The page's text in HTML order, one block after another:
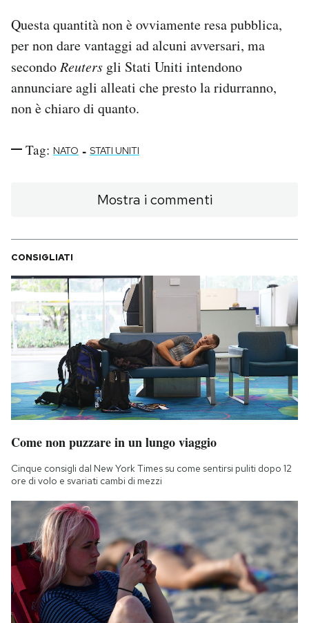
Questa quantità non è ovviamente resa pubblica,
per non dare vantaggi ad alcuni avversari, ma
secondo Reuters gli Stati Uniti intendono
annunciare agli alleati che presto la ridurranno,
non è chiaro di quanto.
Tag: NATO - STATI UNITI
Mostra i commenti
CONSIGLIATI
Come non puzzare in un lungo viaggio
Cinque consigli dal New York Times su come sentirsi puliti dopo 12
ore di volo e svariati cambi di mezzi